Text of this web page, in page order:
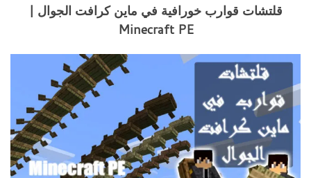
قلتشات قوارب خورافية في ماين كرافت الجوال |
Minecraft PE